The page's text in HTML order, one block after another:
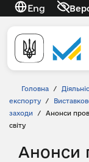
Eng
Головна /
експорту
/
заходи
/
Анонси
світу
Анонси